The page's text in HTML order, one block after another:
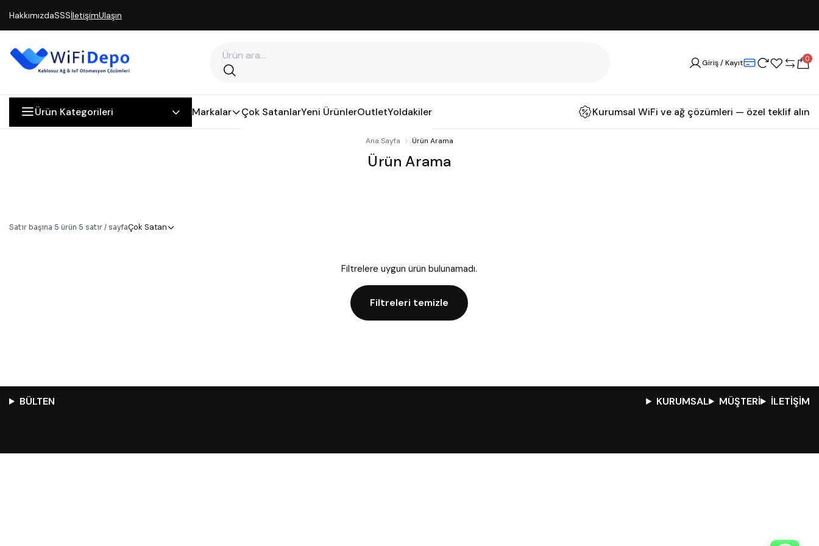
HakkımızdaSSSİletişimUlaşın
Giriş / Kayıt 0
Ürün Kategorileri Markalar Çok SatanlarYeni ÜrünlerOutletYoldakiler Kurumsal WiFi ve ağ çözümleri — özel teklif alın
Ana Sayfa Ürün Arama
Ürün Arama
Satır başına 5 ürün·5 satır / sayfaÇok Satan
Filtrelere uygun ürün bulunamadı.
Filtreleri temizle
BÜLTEN KURUMSAL MÜŞTERİ İLETİŞİM